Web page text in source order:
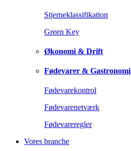
Stjerneklassifikation
Green Key
Økonomi & Drift
Fødevarer & Gastronomi
Fødevarekontrol
Fødevarenetværk
Fødevareregler
Vores branche